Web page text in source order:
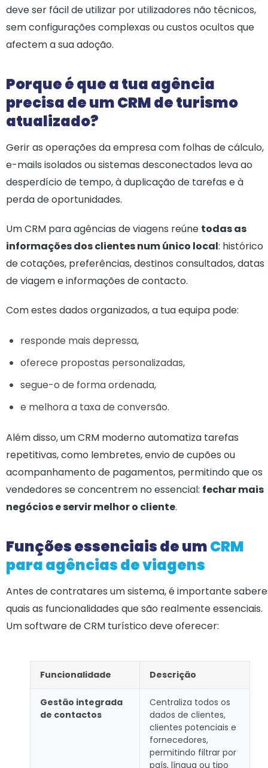
deve ser fácil de utilizar por utilizadores não técnicos,
sem configurações complexas ou custos ocultos que
afectem a sua adoção.
Porque é que a tua agência
precisa de um CRM de turismo
atualizado?
Gerir as operações da empresa com folhas de cálculo,
e-mails isolados ou sistemas desconectados leva ao
desperdício de tempo, à duplicação de tarefas e à
perda de oportunidades.
Um CRM para agências de viagens reúne todas as
informações dos clientes num único local: histórico
de cotações, preferências, destinos consultados, datas
de viagem e informações de contacto.
Com estes dados organizados, a tua equipa pode:
responde mais depressa,
oferece propostas personalizadas,
segue-o de forma ordenada,
e melhora a taxa de conversão.
Além disso, um CRM moderno automatiza tarefas
repetitivas, como lembretes, envio de cupões ou
acompanhamento de pagamentos, permitindo que os
vendedores se concentrem no essencial: fechar mais
negócios e servir melhor o cliente.
Funções essenciais de umCRM
para agências de viagens
Antes de contratares um sistema, é importante
quais as funcionalidades que são realmente essenciais.
Um software de CRM turístico deve oferecer:
Funcionalidade Descrição
Gestão integrada
de contactos
Centraliza todos os
dados de clientes,
clientes potenciais e
fornecedores,
permitindo filtrar por
país, língua ou tipo